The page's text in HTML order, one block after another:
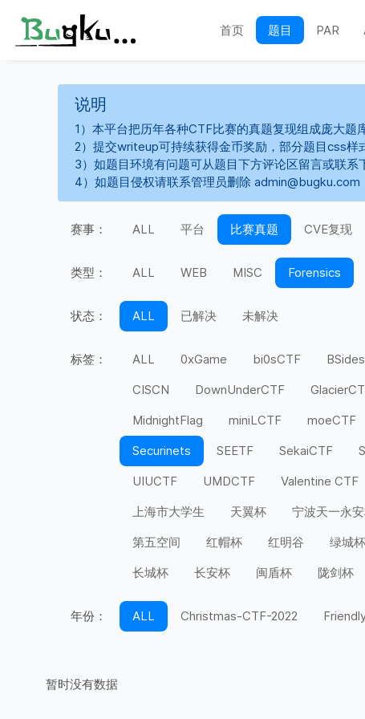
首页 题目 PAR
说明
1）本平台把历年各种CTF比赛的真题复现组成庞大题
2）提交writeup可持续获得金币奖励，部分题目css样
3）如题目环境有问题可从题目下方评论区留言或联系
4）如题目侵权请联系管理员删除 admin@bugku.com
赛事： ALL 平台 比赛真题 CVE复现
类型： ALL WEB MISC Forensics
状态： ALL 已解决 未解决
标签： ALL 0xGame bi0sCTF
CISCN
DownUnderCTF
MidnightFlag
miniLCTF moeCTF
Securinets
SEETF SekaiCTF
UIUCTF
UMDCTF Valentine CTF
上海市大学生
天翼杯 宁波天一永
第五空间
红帽杯 红明谷 绿城杯
长城杯
长安杯 闽盾杯 陇剑杯
年份： ALL Christmas-CTF-2022
暂时没有数据